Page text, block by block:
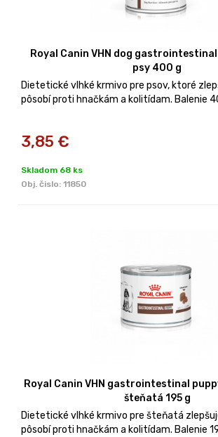
Royal Canin VHN dog
psy 400 g
Dietetické vlhké krmivo pre psov, ktoré
pôsobí proti hnačkám a kolitídam. Balenie
3,85 €
Skladom 68 ks
Obj. čislo: 11850
Royal Canin VHN gastrointestinal
šteňatá 195 g
Dietetické vlhké krmivo pre šteňatá
pôsobí proti hnačkám a kolitídam. Balenie